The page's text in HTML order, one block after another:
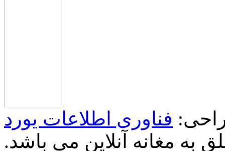
فناوری اطلاعات یورد
به مغانه آنلاین می باشد.